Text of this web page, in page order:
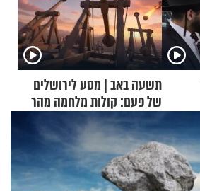
תשעה באב | מסע לירושלים
של פעם: קולות מלחמה מהר
הזיתים